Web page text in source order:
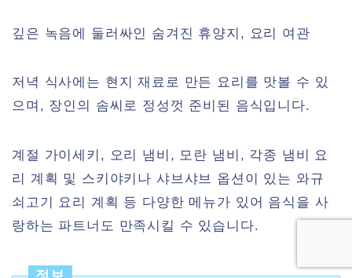
깊은 녹음에 둘러싸인 숨겨진 휴양지, 요리 여관
저녁 식사에는 현지 재료로 만든 요리를 맛볼 수 있
으며, 장인의 솜씨로 정성껏 준비된 음식입니다.
계절 가이세키, 오리 냄비, 모란 냄비, 각종 냄비 요
리 계획 및 스키야키나 샤브샤브 옵션이 있는 와규
쇠고기 요리 계획 등 다양한 메뉴가 있어 음식을 사
랑하는 파트너도 만족시킬 수 있습니다.